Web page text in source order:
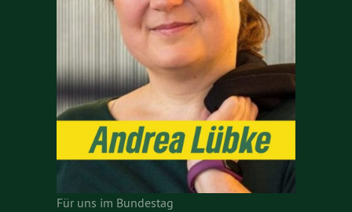
Für uns im Bundestag